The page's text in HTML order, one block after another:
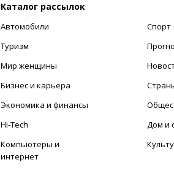
Каталог рассылок
Автомобили
Туризм
Мир женщины
Бизнес и карьера
Экономика и финансы
Hi-Tech
Компьютеры и
интернет
Спорт
Дом и